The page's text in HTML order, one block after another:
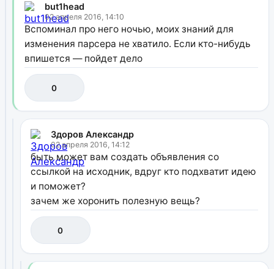
but1head
02 апреля 2016, 14:10
Вспоминал про него ночью, моих знаний для
изменения парсера не хватило. Если кто-нибудь
впишется — пойдет дело
0
Здоров Александр
02 апреля 2016, 14:12
быть может вам создать объявления со
ссылкой на исходник, вдруг кто подхватит идею
и поможет?
зачем же хоронить полезную вещь?
0